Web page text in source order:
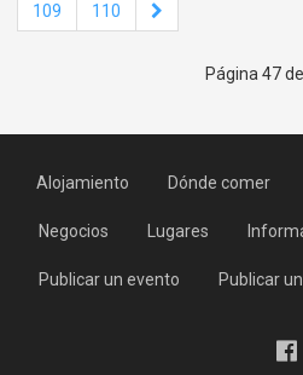
109 110
Página 47
Alojamiento Dónde comer
Negocios Lugares
Publicar un evento Publicar